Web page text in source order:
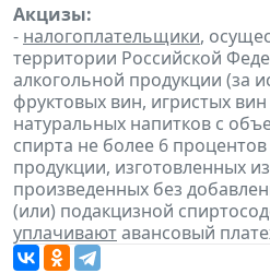
Акцизы:
- налогоплательщики,
территории Российской
алкогольной продукции (за
фруктовых вин, игристых
натуральных напитков с
спирта не более 6
продукции, изготовленных
произведенных без
(или) подакцизной
уплачиваютавансовый